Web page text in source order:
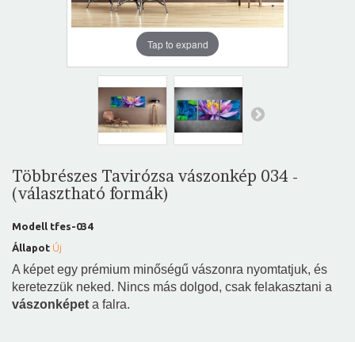
Tap to expand
Többrészes Tavirózsa vászonkép 034 -
(választható formák)
Modell tfes-034
Állapot Új
A képet egy prémium minőségű vászonra nyomtatjuk, és
keretezzük neked. Nincs más dolgod, csak felakasztani a
vászonképet a falra.